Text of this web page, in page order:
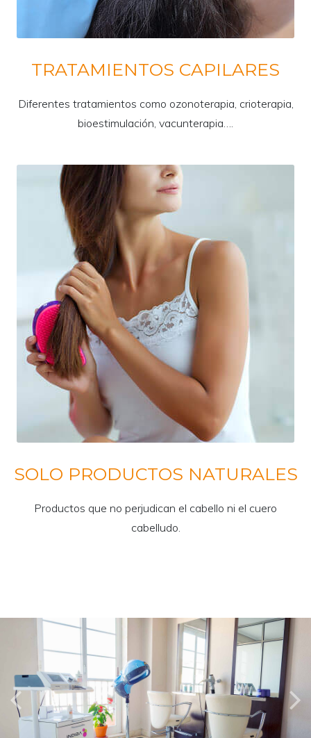
TRATAMIENTOS CAPILARES
Diferentes tratamientos como ozonoterapia, crioterapia,
bioestimulación, vacunterapia….
SOLO PRODUCTOS NATURALES
Productos que no perjudican el cabello ni el cuero
cabelludo.
Previous